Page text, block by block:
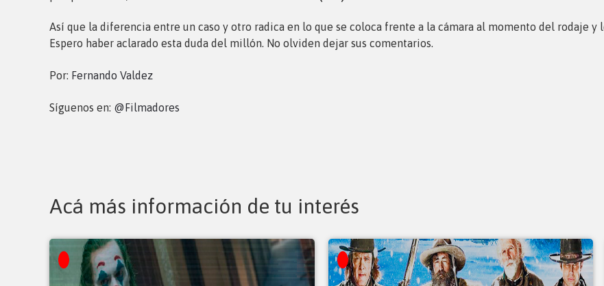
Así que la diferencia entre un caso y otro radica en lo que se coloca frente a la cámara al momento del rodaje y
Espero haber aclarado esta duda del millón. No olviden dejar sus comentarios.
Por: Fernando Valdez
Síguenos en: @Filmadores
Acá más información de tu interés